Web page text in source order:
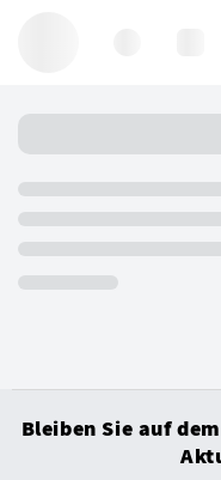
Bleiben Sie auf